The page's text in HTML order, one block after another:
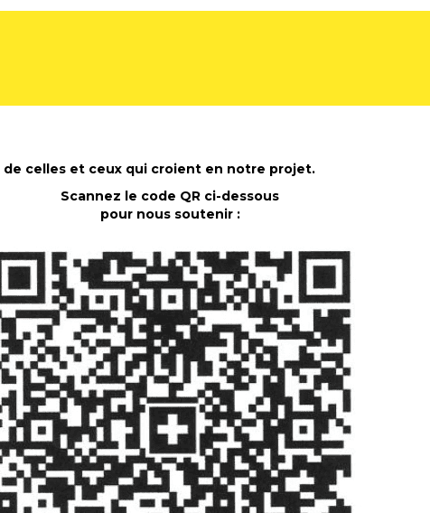
celles et ceux qui croient en notre projet.
Scannez le code QR ci-dessous
pour nous soutenir :